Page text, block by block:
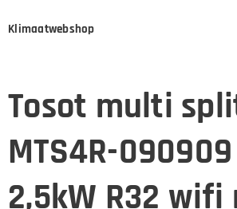
Klimaatwebshop
Tosot multi
MTS4R-
2,5kW R32 wifi